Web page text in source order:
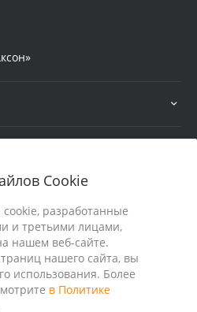
Cookie
разработанные
и третьими лицами,
нашем веб-сайте.
нашего сайта, вы
использования. Более
в Политике